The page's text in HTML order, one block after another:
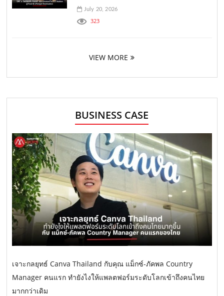
July 20, 2026
323
VIEW MORE
BUSINESS CASE
เจาะกลยุทธ์ Canva Thailand กับคุณ แม็กซ์-ภัคพล Country
Manager คนแรก ทำยังไงให้แพลตฟอร์มระดับโลกเข้าถึงคนไทย
มากกว่าเดิม